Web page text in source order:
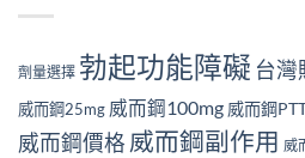
劑量選擇 勃起功能障礙 台灣
威而鋼25mg 威而鋼100mg 威而鋼
威而鋼價格 威而鋼副作用 威